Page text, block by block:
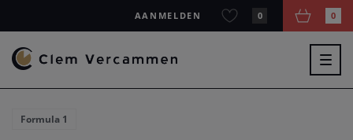
AANMELDEN 0 0
Formula 1